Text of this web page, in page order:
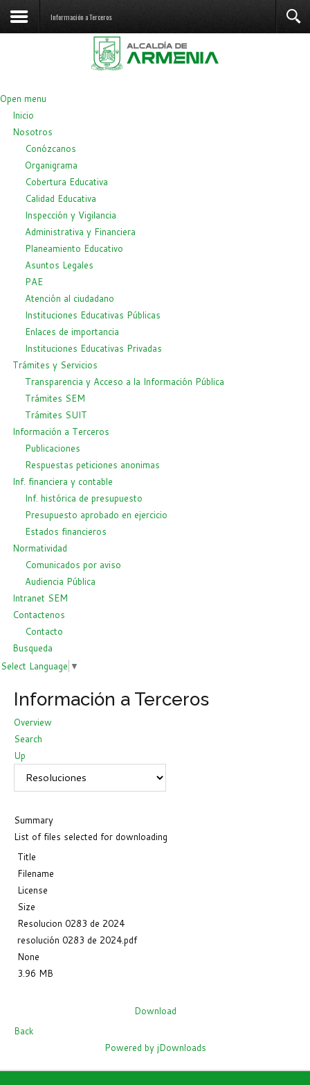
Información a Terceros
Open menu
Inicio
Nosotros
Conózcanos
Organigrama
Cobertura Educativa
Calidad Educativa
Inspección y Vigilancia
Administrativa y Financiera
Planeamiento Educativo
Asuntos Legales
PAE
Atención al ciudadano
Instituciones Educativas Públicas
Enlaces de importancia
Instituciones Educativas Privadas
Trámites y Servicios
Transparencia y Acceso a la Información Pública
Trámites SEM
Trámites SUIT
Información a Terceros
Publicaciones
Respuestas peticiones anonimas
Inf. financiera y contable
Inf. histórica de presupuesto
Presupuesto aprobado en ejercicio
Estados financieros
Normatividad
Comunicados por aviso
Audiencia Pública
Intranet SEM
Contactenos
Contacto
Busqueda
Select Language ▼
Información a Terceros
Overview
Search
Up
Summary
List of files selected for downloading
Title
Filename
License
Size
Resolucion 0283 de 2024
resolución 0283 de 2024.pdf
None
3.96 MB
Download
Back
Powered by jDownloads